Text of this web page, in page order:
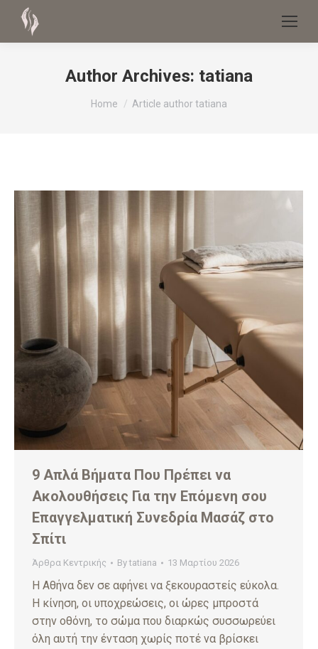
Author Archives: tatiana
You are here:
Home Article author tatiana
9 Απλά Βήματα Που Πρέπει να
Ακολουθήσεις Για την Επόμενη σου
Επαγγελματική Συνεδρία Μασάζ στο
Σπίτι
Άρθρα Κεντρικής Bytatiana 13 Μαρτίου 2026
Η Αθήνα δεν σε αφήνει να ξεκουραστείς εύκολα.
Η κίνηση, οι υποχρεώσεις, οι ώρες μπροστά
στην οθόνη, το σώμα που διαρκώς συσσωρεύει
όλη αυτή την ένταση χωρίς ποτέ να βρίσκει